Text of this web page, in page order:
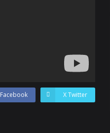
Facebook X Twitter